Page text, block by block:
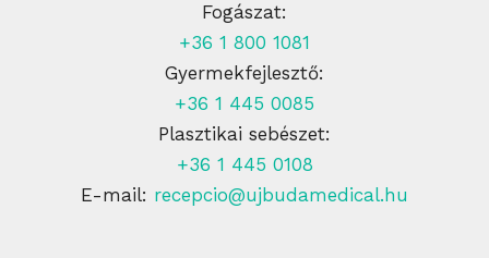
Fogászat:
+36 1 800 1081
Gyermekfejlesztő:
+36 1 445 0085
Plasztikai sebészet:
+36 1 445 0108
E-mail: recepcio@ujbudamedical.hu